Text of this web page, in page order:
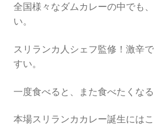
全国様々なダムカレーの中でも
い。
スリランカ人シェフ監修！激辛
すい。
一度食べると、また食べたくなる
本場スリランカカレー誕生には